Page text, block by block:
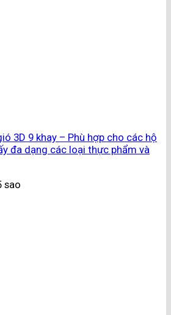
3D 9 khay – Phù hợp cho các hộ
đa dạng các loại thực phẩm và
sao